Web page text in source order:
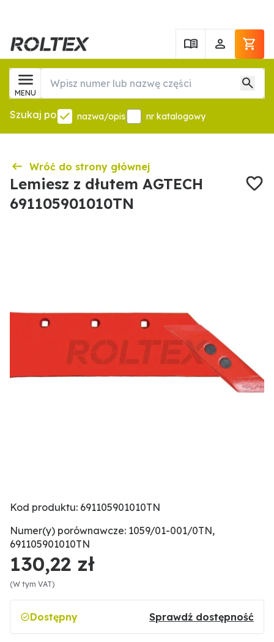
MENU
Szukaj po nazwa/opis nr katalogowy
Wróć do strony głównej
Lemiesz z dłutem AGTECH
691105901010TN
Kod produktu: 691105901010TN
Numer(y) porównawcze: 1059/01-001/0TN,
691105901010TN
130,22 zł
(W tym VAT)
Dostępny Sprawdź dostępność